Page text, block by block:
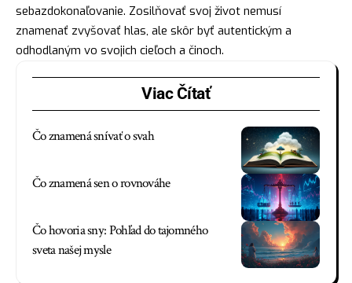
sebazdokonaľovanie. Zosilňovať svoj život nemusí
znamenať zvyšovať hlas, ale skôr byť autentickým a
odhodlaným vo svojich cieľoch a činoch.
Viac Čítať
Čo znamená snívať o svah
Čo znamená sen o rovnováhe
Čo hovoria sny: Pohľad do tajomného
sveta našej mysle